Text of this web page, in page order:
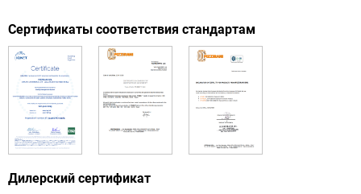
Сертификаты соответствия стандартам
Дилерский сертификат